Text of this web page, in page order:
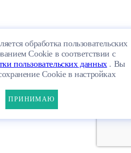
ПЛАНИРОВКА
обработка пользовательских
Cookie в соответствии с
пользовательских данных. Вы
Cookie в настройках
ПРИНИМАЮ